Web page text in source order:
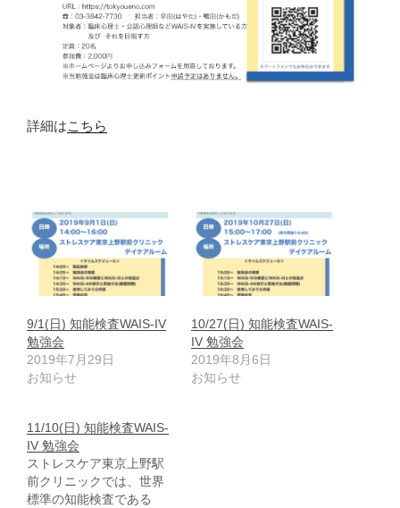
詳細はこちら
9/1(日) 知能検査WAIS-IV
勉強会
2019年7月29日
お知らせ
10/27(日) 知能検査WAIS-
IV 勉強会
2019年8月6日
お知らせ
11/10(日) 知能検査WAIS-
IV 勉強会
ストレスケア東京上野駅
前クリニックでは、世界
標準の知能検査である